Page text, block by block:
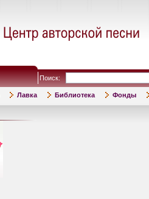
Поиск:
Лавка Библиотека Фонды